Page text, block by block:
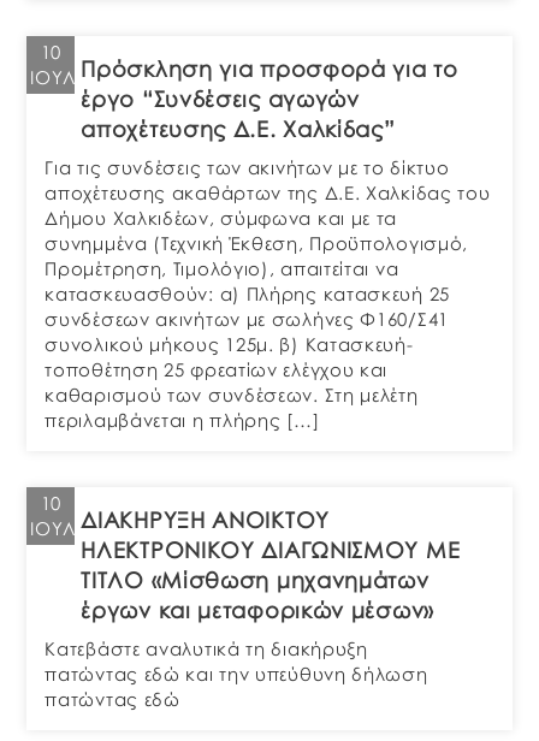
10
ΙΟΎΛ Πρόσκληση για προσφορά για το
έργο “Συνδέσεις αγωγών
αποχέτευσης Δ.Ε. Χαλκίδας”
Για τις συνδέσεις των ακινήτων με το δίκτυο
αποχέτευσης ακαθάρτων της Δ.Ε. Χαλκίδας του
Δήμου Χαλκιδέων, σύμφωνα και με τα
συνημμένα (Τεχνική Έκθεση, Προϋπολογισμό,
Προμέτρηση, Τιμολόγιο), απαιτείται να
κατασκευασθούν: α) Πλήρης κατασκευή 25
συνδέσεων ακινήτων με σωλήνες Φ160/Σ41
συνολικού μήκους 125μ. β) Κατασκευή-
τοποθέτηση 25 φρεατίων ελέγχου και
καθαρισμού των συνδέσεων. Στη μελέτη
περιλαμβάνεται η πλήρης […]
10
ΙΟΎΛ ΔΙΑΚΗΡΥΞΗ ΑΝΟΙΚΤΟΥ
ΗΛΕΚΤΡΟΝΙΚΟΥ ΔΙΑΓΩΝΙΣΜΟΥ ΜΕ
ΤΙΤΛΟ «Μίσθωση μηχανημάτων
έργων και μεταφορικών μέσων»
Κατεβάστε αναλυτικά τη διακήρυξη
πατώντας εδώ και την υπεύθυνη δήλωση
πατώντας εδώ